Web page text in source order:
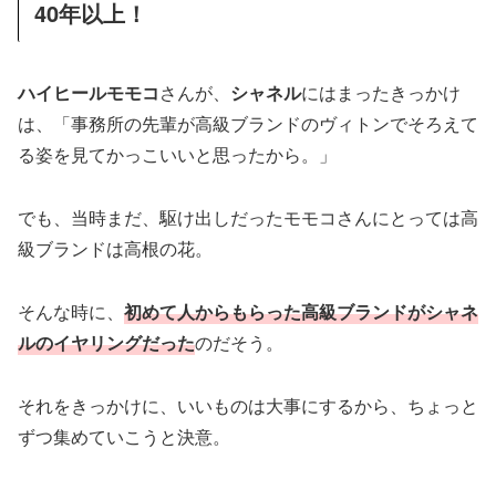
40年以上！
ハイヒールモモコさんが、 シャネルにはまったきっかけ
は、「事務所の先輩が高級ブランドのヴィトンでそろえて
る姿を見てかっこいいと思ったから。」
でも、当時まだ、駆け出しだったモモコさんにとっては高
級ブランドは高根の花。
そんな時に、 初めて人からもらった高級ブランドがシャネ
ルのイヤリングだったのだそう。
それをきっかけに、いいものは大事にするから、ちょっと
ずつ集めていこうと決意。